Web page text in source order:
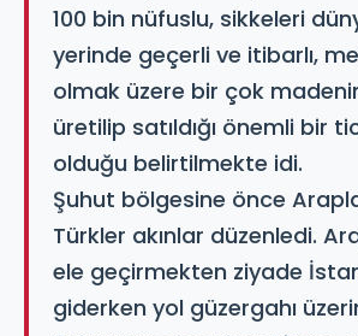
100 bin nüfuslu, sikkeleri
yerinde geçerli ve itibarlı,
olmak üzere bir çok
üretilip satıldığı önemli bir
olduğu belirtilmekte idi.
Şuhut bölgesine önce
Türkler akınlar düzenledi.
ele geçirmekten ziyade
giderken yol güzergahı